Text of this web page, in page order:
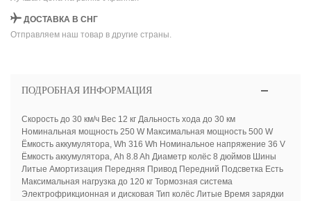
ДОСТАВКА В СНГ
Отправляем наш товар в другие страны.
ПОДРОБНАЯ ИНФОРМАЦИЯ
Скорость до 30 км/ч Вес 12 кг Дальность хода до 30 км
Номинальная мощность 250 W Максимальная мощность 500 W
Ёмкость аккумулятора, Wh 316 Wh Номинальное напряжение 36 V
Ёмкость аккумулятора, Ah 8.8 Ah Диаметр колёс 8 дюймов Шины
Литые Амортизация Передняя Привод Передний Подсветка Есть
Максимальная нагрузка до 120 кг Тормозная система
Электрофрикционная и дисковая Тип колёс Литые Время зарядки